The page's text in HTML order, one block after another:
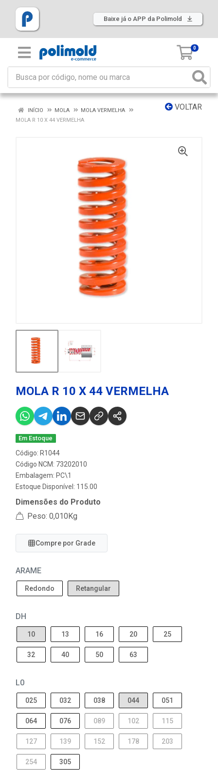
Baixe já o APP da Polimold
0
VOLTAR
INÍCIO MOLA
MOLA VERMELHA
MOLA R 10 X 44 VERMELHA
MOLA R 10 X 44 VERMELHA
Em Estoque
Código: R1044
Código NCM: 73202010
Embalagem: PC\1
Estoque Disponível: 115.00
Dimensões do Produto
Peso: 0,010Kg
Compre por Grade
ARAME
Redondo Retangular
DH
10 13 16 20 25
32 40 50 63
L0
025 032 038 044 051
064 076 089 102 115
127 139 152 178 203
254 305